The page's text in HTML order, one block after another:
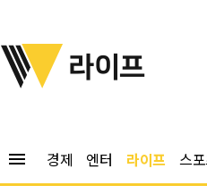
위키트리
라이프
menu 경제 엔터 라이프 스